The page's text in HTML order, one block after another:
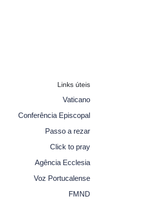
Links úteis
Vaticano
Conferência Episcopal
Passo a rezar
Click to pray
Agência Ecclesia
Voz Portucalense
FMND